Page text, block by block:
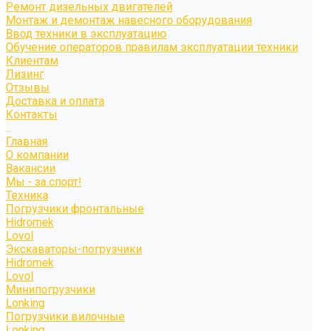
Ремонт дизельных двигателей
Монтаж и демонтаж навесного оборудования
Ввод техники в эксплуатацию
Обучение операторов правилам эксплуатации техники
Клиентам
Лизинг
Отзывы
Доставка и оплата
Контакты
...
Главная
О компании
Вакансии
Мы - за спорт!
Техника
Погрузчики фронтальные
Hidromek
Lovol
Экскаваторы-погрузчики
Hidromek
Lovol
Минипогрузчики
Lonking
Погрузчики вилочные